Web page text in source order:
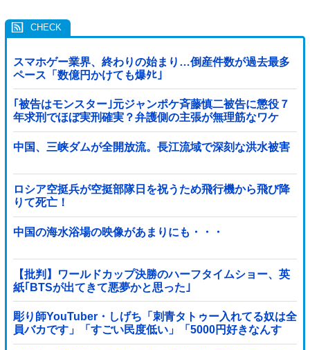
スマホゲー業界、終わりの始まり…倒産件数が過去最多
ペース「数億円かけても爆ﾀﾋ」
｢被告はモンスター｣元ジャンポケ斉藤慎二被告に懲役７
年求刑でほぼ実刑確実？弁護側の主張が無理筋なワケ
中国、三峡ダムが全開放流。長江流域で深刻な洪水被害
ロシア空挺兵が空挺部隊日を祝うため飛行機から飛び降
りて死亡！
中国の海水浴場の映像があまりにも・・・
【批判】ワールドカップ決勝のハーフタイムショー、英
紙｢BTSが出てきて悪夢かと思った｣
彫り師YouTuber・しげち「刺青タトゥー入れてる奴は全
員バカです」「すごい民度低い」「5000円好きなんす
よ、バカって」